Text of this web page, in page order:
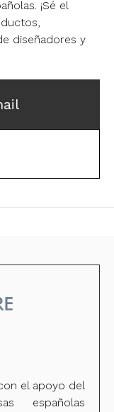
¡Sé el
diseñadores y
el apoyo del
españolas